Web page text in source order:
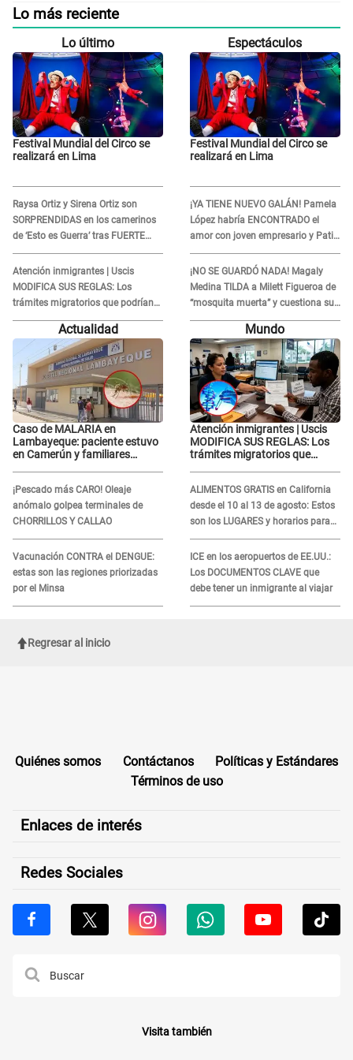
Lo más reciente
Lo último
Festival Mundial del Circo se
realizará en Lima
Raysa Ortiz y Sirena Ortiz son
SORPRENDIDAS en los camerinos
de ‘Esto es Guerra’ tras FUERTE
ENFRENTAMIENTO con Gabriel
Moisés: “Gracias”
Atención inmigrantes | Uscis
MODIFICA SUS REGLAS: Los
trámites migratorios que podrían
necesitar tu prueba de ADN
Espectáculos
Festival Mundial del Circo se
realizará en Lima
¡YA TIENE NUEVO GALÁN! Pamela
López habría ENCONTRADO el
amor con joven empresario y Pati
Lorena la ECHA en VIVO
¡NO SE GUARDÓ NADA! Magaly
Medina TILDA a Milett Figueroa de
“mosquita muerta” y cuestiona su
RECONCILIACIÓN con Marcelo
Tinelli en TV argentina
Actualidad
Caso de MALARIA en
Lambayeque: paciente estuvo
en Camerún y familiares
¡Pescado más CARO! Oleaje
anómalo golpea terminales de
CHORRILLOS Y CALLAO
Vacunación CONTRA el DENGUE:
estas son las regiones priorizadas
por el Minsa
Mundo
Atención inmigrantes | Uscis
MODIFICA SUS REGLAS: Los
trámites migratorios que
ALIMENTOS GRATIS en California
desde el 10 al 13 de agosto: Estos
son los LUGARES y horarios para
recibir la ayuda
ICE en los aeropuertos de EE.UU.:
Los DOCUMENTOS CLAVE que
debe tener un inmigrante al viajar
Regresar al inicio
Quiénes somos Contáctanos
Políticas y Estándares
Términos de uso
Enlaces de interés
Redes Sociales
Visita también